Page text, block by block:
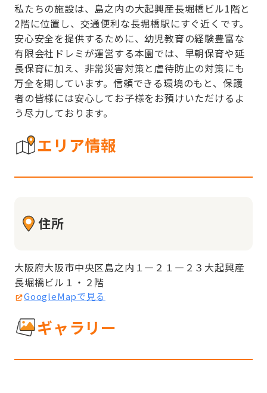
私たちの施設は、島之内の大起興産長堀橋ビル1階と
2階に位置し、交通便利な長堀橋駅にすぐ近くです。
安心安全を提供するために、幼児教育の経験豊富な
有限会社ドレミが運営する本園では、早朝保育や延
長保育に加え、非常災害対策と虐待防止の対策にも
万全を期しています。信頼できる環境のもと、保護
者の皆様には安心してお子様をお預けいただけるよ
う尽力しております。
エリア情報
住所
大阪府大阪市中央区島之内１—２１—２３大起興産
長堀橋ビル１・２階
GoogleMapで見る
ギャラリー